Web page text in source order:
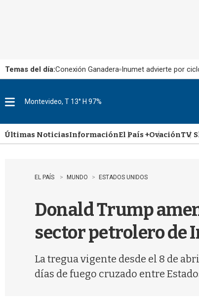
Temas del día:Conexión Ganadera Inumet advierte por
u
Montevideo, T 13° H 97%
Últimas NoticiasInformaciónEl País +OvaciónTV
EL PAÍS MUNDO ESTADOS UNIDOS
Donald Trump
sector petrolero de
La tregua vigente desde el 8 de
días de fuego cruzado entre